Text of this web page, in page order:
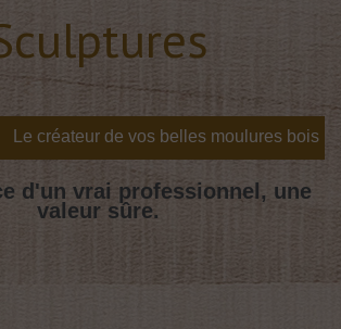
d'un vrai professionnel, une
valeur sûre.